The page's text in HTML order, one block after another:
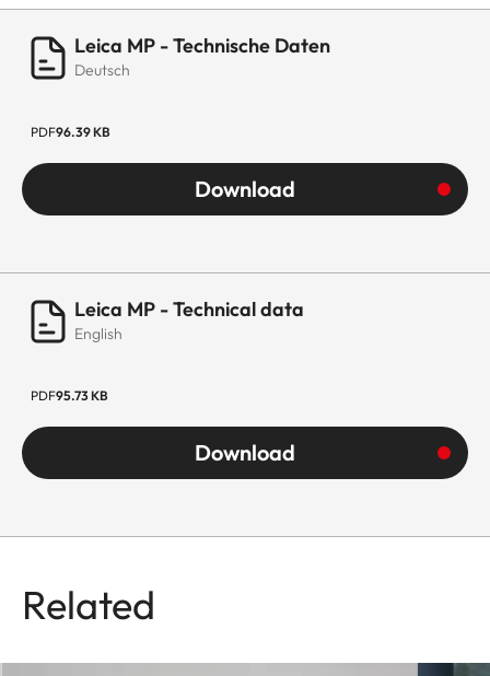
Leica MP - Technische Daten
Deutsch
PDF96.39 KB
Download
Leica MP - Technical data
English
PDF95.73 KB
Download
Related